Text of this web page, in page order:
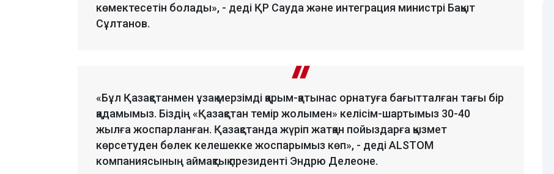
көмектесетін болады», - деді ҚР Сауда және интеграция министрі Бақыт
Сұлтанов.
«Бұл Қазақстанмен ұзақ мерзімді қарым-қатынас орнатуға бағытталған тағы бір
қадамымыз. Біздің «Қазақстан темір жолымен» келісім-шартымыз 30-40
жылға жоспарланған. Қазақстанда жүріп жатқан пойыздарға қызмет
көрсетуден бөлек келешекке жоспарымыз көп», - деді ALSTOM
компаниясының аймақтық президенті Эндрю Делеоне.